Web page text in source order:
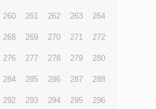
260 261 262 263 264
268 269 270 271 272
276 277 278 279 280
284 285 286 287 288
292 293 294 295 296